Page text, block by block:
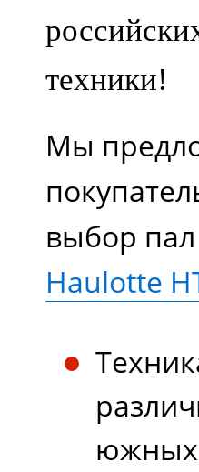
техники!
Мы
выбор пал
Haulotte
южных